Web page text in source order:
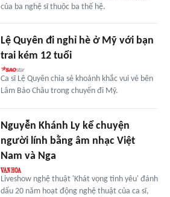
của ba nghệ sĩ thuộc ba thế hệ.
Lệ Quyên đi nghỉ hè ở Mỹ với bạn
trai kém 12 tuổi
Ca sĩ Lệ Quyên chia sẻ khoảnh khắc vui vẻ bên
Lâm Bảo Châu trong chuyến đi Mỹ.
Nguyễn Khánh Ly kể chuyện
người lính bằng âm nhạc Việt
Nam và Nga
Liveshow nghệ thuật 'Khát vọng tình yêu' đánh
dấu 20 năm hoạt động nghệ thuật của ca sĩ,